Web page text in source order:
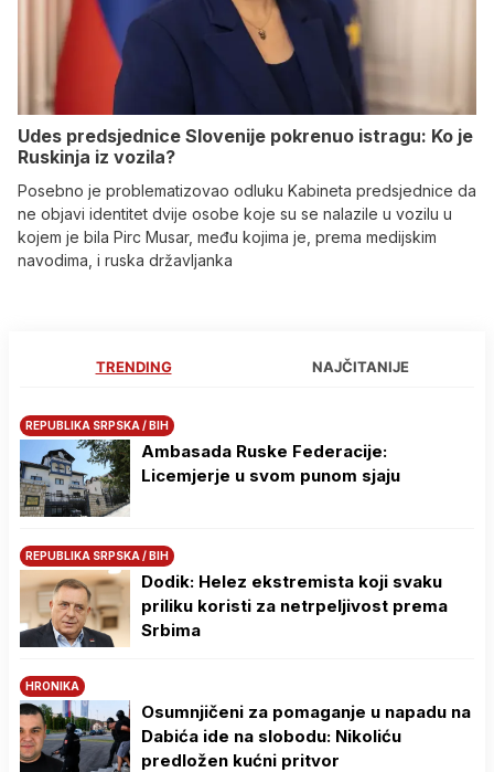
Udes predsjednice Slovenije pokrenuo istragu: Ko je
Ruskinja iz vozila?
Posebno je problematizovao odluku Kabineta predsjednice da
ne objavi identitet dvije osobe koje su se nalazile u vozilu u
kojem je bila Pirc Musar, među kojima je, prema medijskim
navodima, i ruska državljanka
TRENDING NAJČITANIJE
REPUBLIKA SRPSKA / BIH
Ambasada Ruske Federacije:
Licemjerje u svom punom sjaju
REPUBLIKA SRPSKA / BIH
Dodik: Helez ekstremista koji svaku
priliku koristi za netrpeljivost prema
Srbima
HRONIKA
Osumnjičeni za pomaganje u napadu na
Dabića ide na slobodu: Nikoliću
predložen kućni pritvor